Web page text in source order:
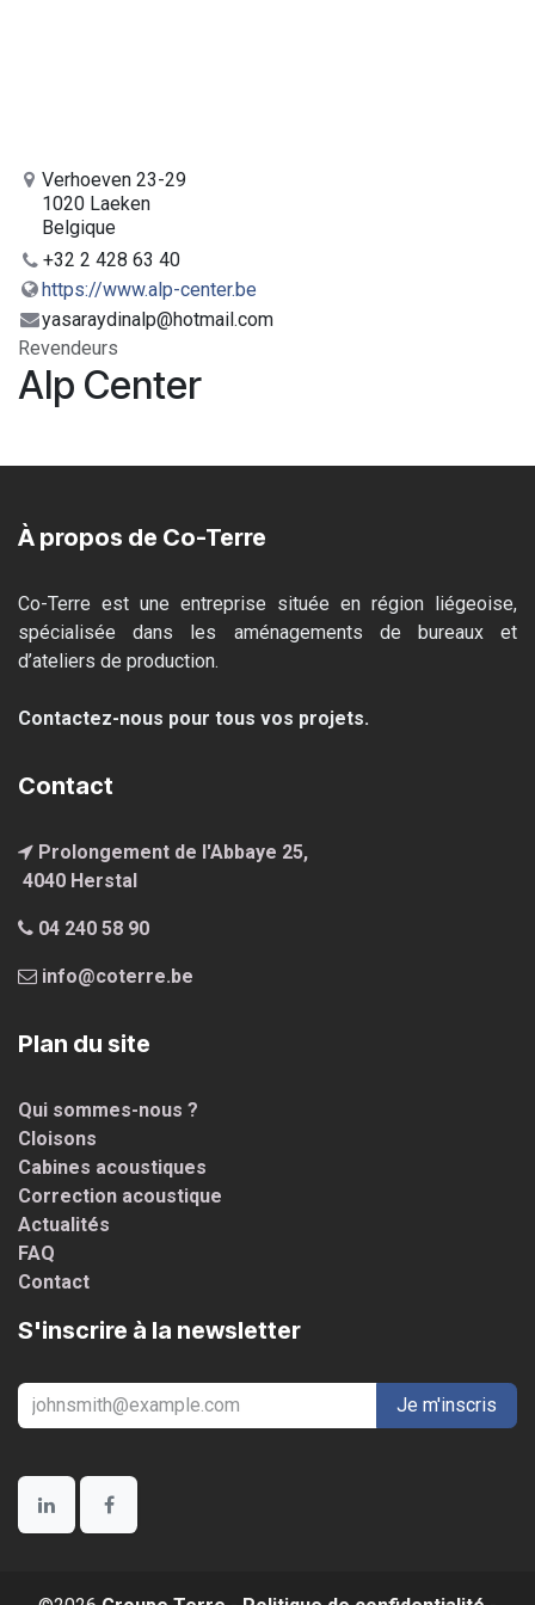
Verhoeven 23-29
1020 Laeken
Belgique
+32 2 428 63 40
https://www.alp-center.be
yasaraydinalp@hotmail.com
Revendeurs
Alp Center
À propos de Co-Terre
Co-Terre est une entreprise située en région liégeoise,
spécialisée dans les aménagements de bureaux et
d’ateliers de production.
Contactez-nous pour tous vos projets.
Contact
Prolongement de l'Abbaye 25,
4040 Herstal
04 240 58 90
info@coterre.be
Plan du site
Qui sommes-nous ?
Cloisons
Cabines acoustiques
Correction acoustique
Actualités
FAQ
Contact
S'inscrire à la newsletter
Je m'inscris